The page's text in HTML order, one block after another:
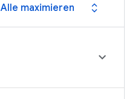
Alle maximieren expand_all
